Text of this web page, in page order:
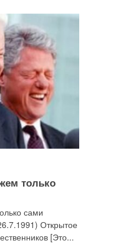
только
сами
Открытое
[Это...